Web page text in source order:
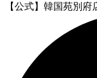
【公式】韓国苑別